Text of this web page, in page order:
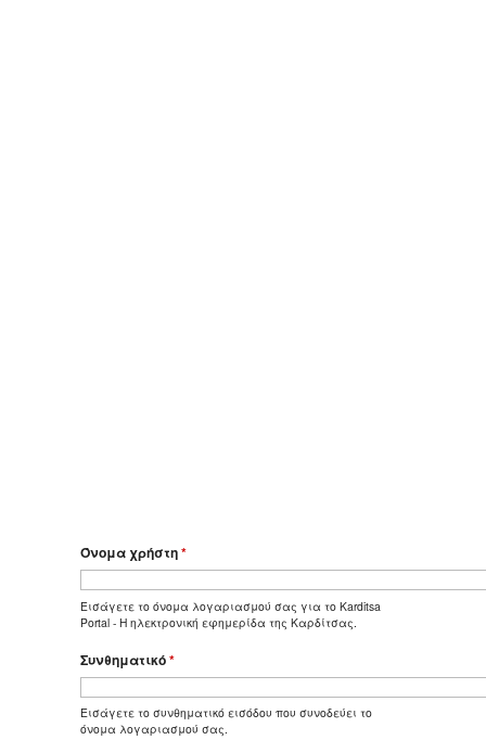
Όνομα χρήστη*
Εισάγετε το όνομα λογαριασμού σας για το Karditsa
Portal - Η ηλεκτρονική εφημερίδα της Καρδίτσας.
Συνθηματικό*
Εισάγετε το συνθηματικό εισόδου που συνοδεύει το
όνομα λογαριασμού σας.